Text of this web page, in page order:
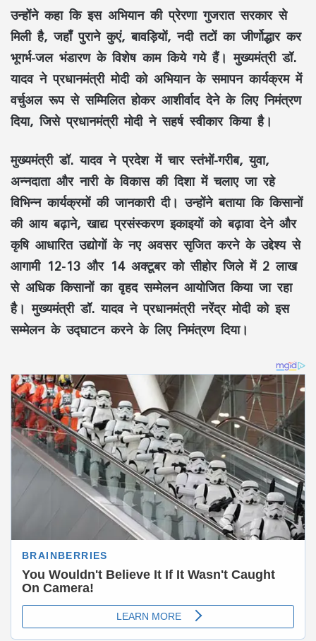
उन्होंने कहा कि इस अभियान की प्रेरणा गुजरात सरकार से
मिली है, जहाँ पुराने कुएं, बावड़ियों, नदी तटों का जीर्णोद्धार कर
भूगर्भ-जल भंडारण के विशेष काम किये गये हैं। मुख्यमंत्री डॉ.
यादव ने प्रधानमंत्री मोदी को अभियान के समापन कार्यक्रम में
वर्चुअल रूप से सम्मिलित होकर आशीर्वाद देने के लिए निमंत्रण
दिया, जिसे प्रधानमंत्री मोदी ने सहर्ष स्वीकार किया है।
मुख्यमंत्री डॉ. यादव ने प्रदेश में चार स्तंभों-गरीब, युवा,
अन्नदाता और नारी के विकास की दिशा में चलाए जा रहे
विभिन्न कार्यक्रमों की जानकारी दी। उन्होंने बताया कि किसानों
की आय बढ़ाने, खाद्य प्रसंस्करण इकाइयों को बढ़ावा देने और
कृषि आधारित उद्योगों के नए अवसर सृजित करने के उद्देश्य से
आगामी 12-13 और 14 अक्टूबर को सीहोर जिले में 2 लाख
से अधिक किसानों का वृहद सम्मेलन आयोजित किया जा रहा
है। मुख्यमंत्री डॉ. यादव ने प्रधानमंत्री नरेंद्र मोदी को इस
सम्मेलन के उद्घाटन करने के लिए निमंत्रण दिया।